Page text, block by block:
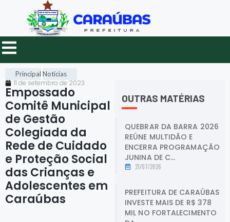
Principal Notícias
11 de setembro de 2023
Empossado
Comitê Municipal
de Gestão
Colegiada da
Rede de Cuidado
e Proteção Social
das Crianças e
Adolescentes em
Caraúbas
OUTRAS MATÉRIAS
QUEBRAR DA BARRA 2026
REÚNE MULTIDÃO E
ENCERRA PROGRAMAÇÃO
JUNINA DE C...
21/07/2026
PREFEITURA DE CARAÚBAS
INVESTE MAIS DE R$ 378
MIL NO FORTALECIMENTO